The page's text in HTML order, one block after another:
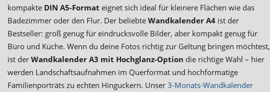
kompakte DIN A5-Format eignet sich ideal für kleinere Flächen wie das
Badezimmer oder den Flur. Der beliebte Wandkalender A4 ist der
Bestseller: groß genug für eindrucksvolle Bilder, aber kompakt genug für
Büro und Küche. Wenn du deine Fotos richtig zur Geltung bringen möchtest,
ist der Wandkalender A3 mit Hochglanz-Option die richtige Wahl – hier
werden Landschaftsaufnahmen im Querformat und hochformatige
Familienporträts zu echten Hinguckern. Unser 3-Monats-Wandkalender